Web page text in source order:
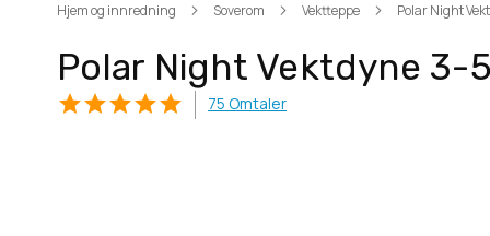
Hjem og innredning Soverom Vektteppe Polar Night
Polar Night Vektdyne 3-
75 Omtaler